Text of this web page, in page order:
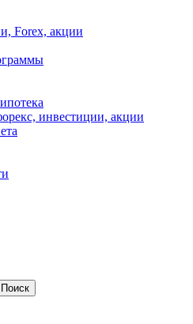
Forex, акции
инвестиции, акции